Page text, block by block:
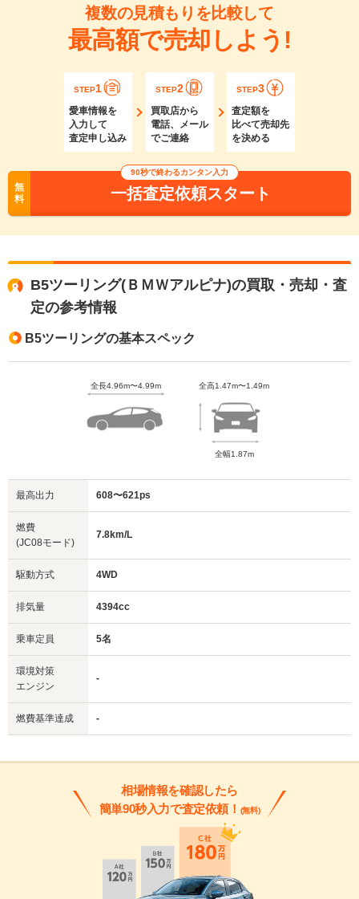
複数の見積もりを比較して
最高額で売却しよう!
STEP1
愛車情報を
入力して
査定申し込み
STEP2
買取店から
電話、メール
でご連絡
STEP3
査定額を
比べて売却先
を決める
無
料
90秒で終わるカンタン入力
一括査定依頼スタート
B5ツーリング(ＢＭＷアルピナ)の買取・売却・査
定の参考情報
B5ツーリングの基本スペック
全長4.96m〜4.99m 全高1.47m〜1.49m
全幅1.87m
最高出力 608〜621ps
燃費
(JC08モード)
7.8km/L
駆動方式 4WD
排気量 4394cc
乗車定員 5名
環境対策
エンジン
-
燃費基準達成 -
相場情報を確認したら
簡単90秒入力で査定依頼！ (無料)